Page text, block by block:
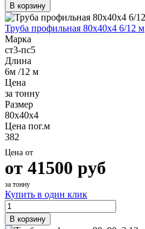
В корзину
Труба профильная 80х40х4 6/12 м
Марка
ст3-пс5
Длина
6м /12 м
Цена
за тонну
Размер
80х40х4
Цена пог.м
382
Цена от
от 41500 руб
за тонну
Купить в один клик
В корзину